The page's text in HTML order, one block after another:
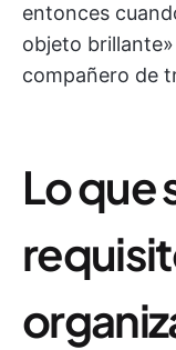
entonces
objeto
compañero de
Lo que